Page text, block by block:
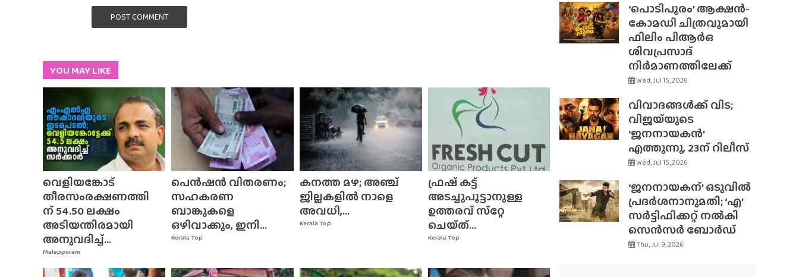
POST COMMENT
YOU MAY LIKE
Malappuram
വെളിയങ്കോട്
തീരസംരക്ഷണത്തി
ന് 54.50 ലക്ഷം
അടിയന്തിരമായി
അനുവദിച്ച്...
Kerala Top
പെൻഷൻ വിതരണം;
സഹകരണ
ബാങ്കുകളെ
ഒഴിവാക്കും, ഇനി...
Kerala Top
കനത്ത മഴ; അഞ്ച്
ജില്ലകളിൽ നാളെ
അവധി,...
Kerala Top
ഫ്രഷ് കട്ട്
അടച്ചുപൂട്ടാനുള്ള
ഉത്തരവ് സ്‌റ്റേ
ചെയ്‌ത്‌...
‘പൊടിപൂരം’ ആക്ഷൻ-
കോമഡി ചിത്രവുമായി
ഫിലിം പിആർഒ
ശിവപ്രസാദ്
നിർമാണത്തിലേക്ക്
Wed, Jul 15, 2026
വിവാദങ്ങൾക്ക് വിട;
വിജയ്‌യുടെ
‘ജനനായകൻ’
എത്തുന്നു, 23ന് റിലീസ്
Wed, Jul 15, 2026
‘ജനനായകന്’ ഒടുവിൽ
പ്രദർശനാനുമതി; ‘എ’
സർട്ടിഫിക്കറ്റ് നൽകി
സെൻസർ ബോർഡ്
Thu, Jul 9, 2026